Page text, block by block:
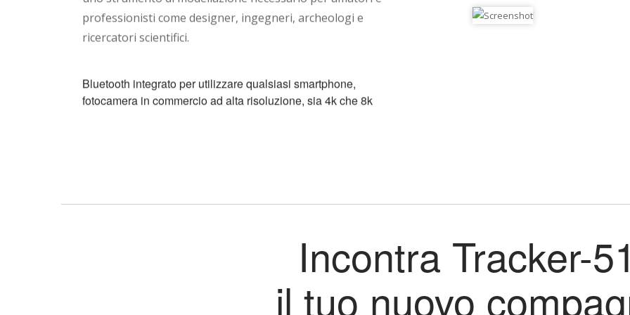
professionisti come designer, ingegneri, archeologi e
ricercatori scientifici.
Bluetooth integrato per utilizzare qualsiasi smartphone,
fotocamera in commercio ad alta risoluzione, sia 4k che 8k
Incontra Tracker-
il tuo nuovo